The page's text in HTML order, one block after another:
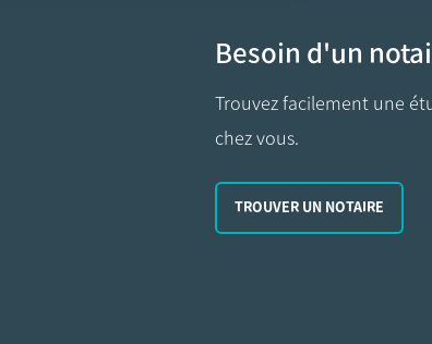
Besoin d'un
Trouvez facilement une
chez vous.
TROUVER UN NOTAIRE